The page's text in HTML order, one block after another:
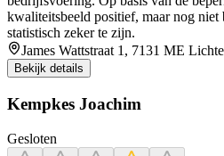
kwaliteitsbeeld positief, maar nog
statistisch zeker te zijn.
James Wattstraat 1, 7131 ME
Bekijk details
Kempkes Joachim
Gesloten